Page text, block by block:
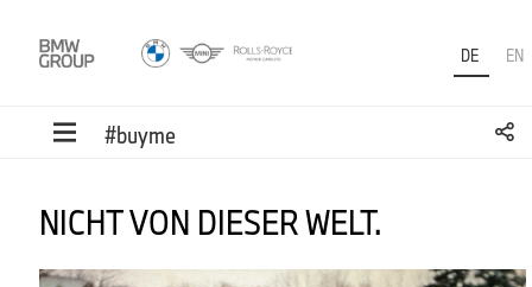
DE EN
#buyme
NICHT VON DIESER WELT.